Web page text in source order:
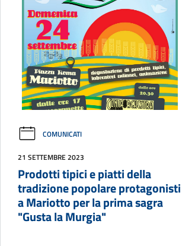
COMUNICATI
21 SETTEMBRE 2023
Prodotti tipici e piatti della
tradizione popolare protagonisti
a Mariotto per la prima sagra
"Gusta la Murgia"